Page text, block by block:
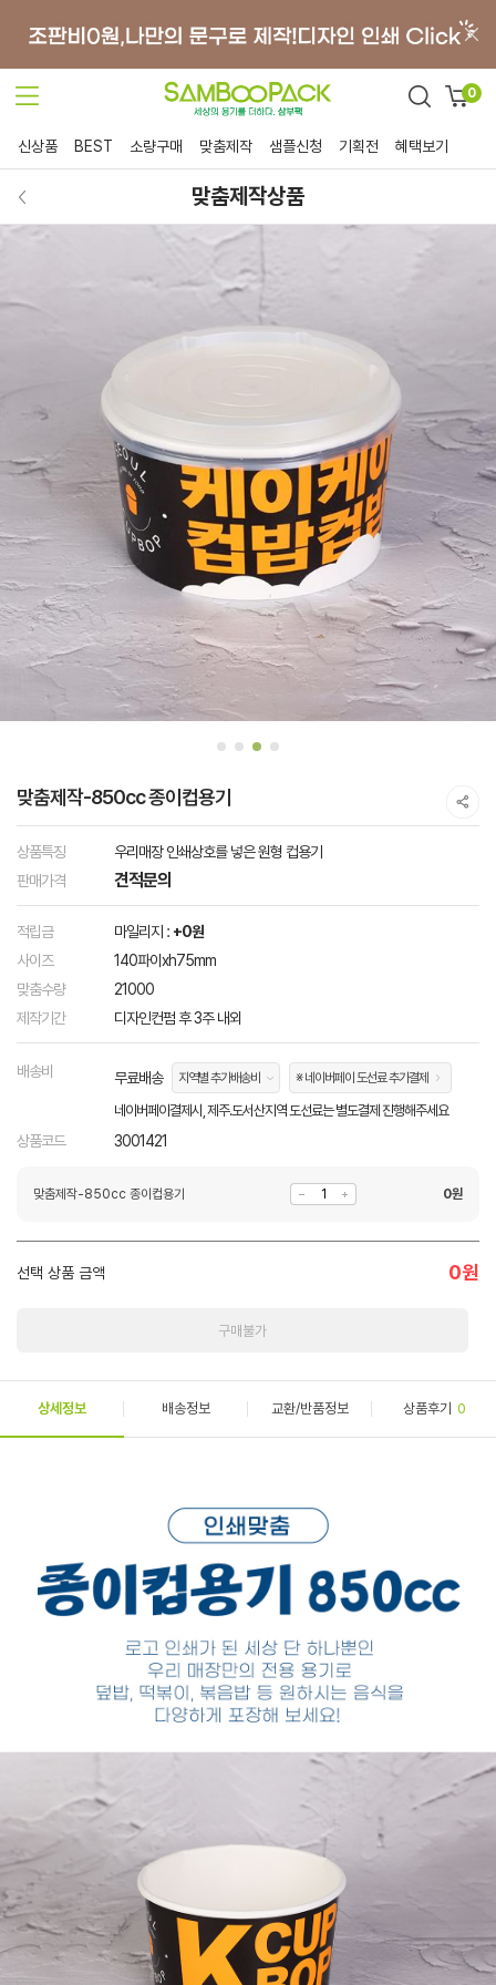
0
신상품 BEST 소량구매 맞춤제작 샘플신청 기획전 혜택보기
맞춤제작상품
맞춤제작-850cc 종이컵용기
상품특징
우리매장 인쇄상호를 넣은 원형 컵용기
판매가격
견적문의
적립금 마일리지 : +0원
사이즈
140파이xh75mm
맞춤수량
21000
제작기간
디자인컨펌 후 3주 내외
배송비 무료배송 지역별 추가배송비 ※ 네이버페이 도선료 추가결제
네이버페이결제시, 제주.도서산지역 도선료는 별도결제 진행해주세요
상품코드 3001421
맞춤제작-850cc 종이컵용기 0원
선택 상품 금액 0원
구매불가
상세정보 배송정보 교환/반품정보 상품후기 0